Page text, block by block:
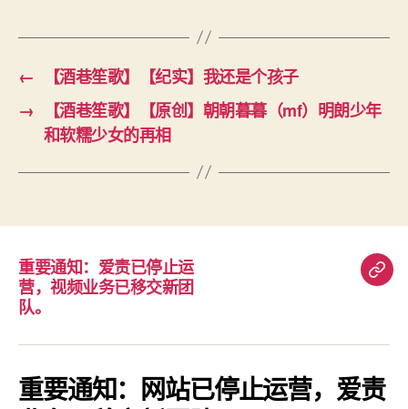
←
【酒巷笙歌】【纪实】我还是个孩子
→
【酒巷笙歌】【原创】朝朝暮暮（mf）明朗少年
和软糯少女的再相
重要通知：爱责已停止运
营，视频业务已移交新团
队。
重
知：
爱
责
重要通知：网站已停止运营，爱责